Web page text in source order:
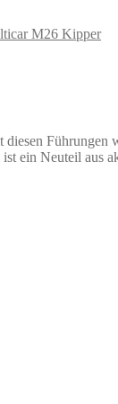
M26 Kipper
ein Neuteil aus